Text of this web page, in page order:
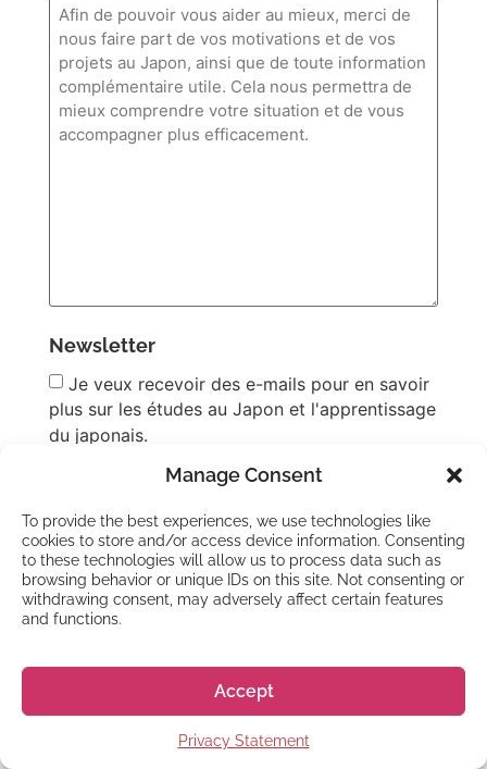
Manage Consent
To provide the best experiences, we use technologies like
cookies to store and/or access device information. Consenting
to these technologies will allow us to process data such as
browsing behavior or unique IDs on this site. Not consenting or
withdrawing consent, may adversely affect certain features
and functions.
Accept
Privacy Statement
Newsletter
Je veux recevoir des e-mails pour en savoir
plus sur les études au Japon et l'apprentissage
du japonais.
Privacy Policy *
J'accepte lesconditions d'utilisationet la
politique de confidentialitéde Go! Go! Nihon
afin qu'ils puissent traiter ma demande.